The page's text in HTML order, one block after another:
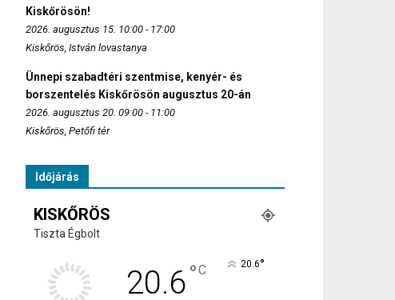
Kiskőrösön!
2026. augusztus 15. 10:00 - 17:00
Kiskőrös, István lovastanya
Ünnepi szabadtéri szentmise, kenyér- és
borszentelés Kiskőrösön augusztus 20-án
2026. augusztus 20. 09:00 - 11:00
Kiskőrös, Petőfi tér
Időjárás
KISKŐRÖS
Tiszta Égbolt
20.6°C 20.6°